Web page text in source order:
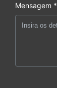
Mensagem *